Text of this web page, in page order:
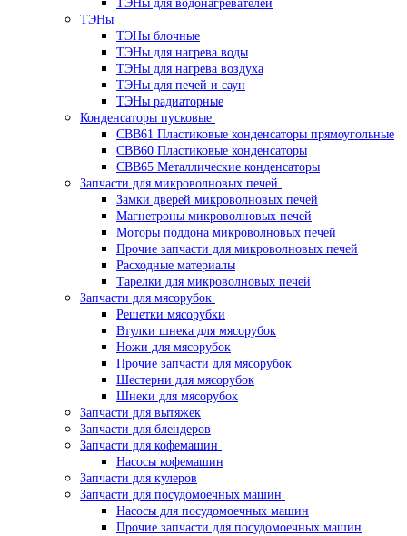
ТЭНы для водонагревателей
ТЭНы
ТЭНы блочные
ТЭНы для нагрева воды
ТЭНы для нагрева воздуха
ТЭНы для печей и саун
ТЭНы радиаторные
Конденсаторы пусковые
CBB61 Пластиковые конденсаторы прямоугольные
CBB60 Пластиковые конденсаторы
CBB65 Металлические конденсаторы
Запчасти для микроволновых печей
Замки дверей микроволновых печей
Магнетроны микроволновых печей
Моторы поддона микроволновых печей
Прочие запчасти для микроволновых печей
Расходные материалы
Тарелки для микроволновых печей
Запчасти для мясорубок
Решетки мясорубки
Втулки шнека для мясорубок
Ножи для мясорубок
Прочие запчасти для мясорубок
Шестерни для мясорубок
Шнеки для мясорубок
Запчасти для вытяжек
Запчасти для блендеров
Запчасти для кофемашин
Насосы кофемашин
Запчасти для кулеров
Запчасти для посудомоечных машин
Насосы для посудомоечных машин
Прочие запчасти для посудомоечных машин